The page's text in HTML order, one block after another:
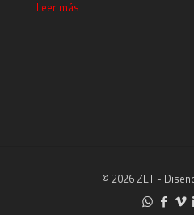
Leer más
© 2026 ZET -